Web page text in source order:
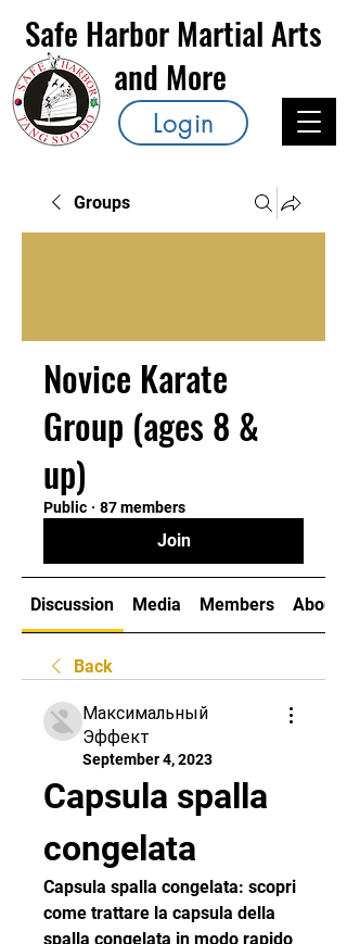
Safe Harbor Martial Arts
and More
Login
Groups
Novice Karate
Group (ages 8 &
up)
Public · 87 members
Join
Discussion Media Members About
Back
Максимальный
Эффект
September 4, 2023
Capsula spalla
congelata
Capsula spalla congelata: scopri
come trattare la capsula della
spalla congelata in modo rapido